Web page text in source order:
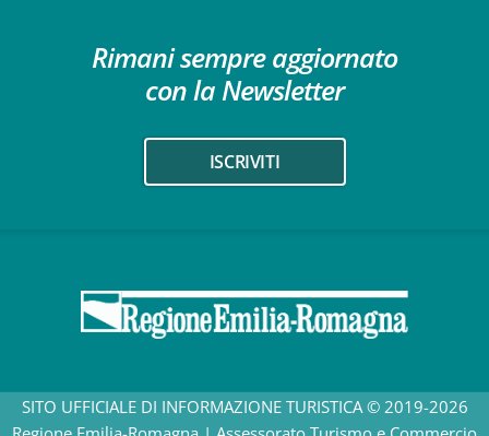
Rimani sempre aggiornato
con la Newsletter
ISCRIVITI
SITO UFFICIALE DI INFORMAZIONE TURISTICA © 2019-2026